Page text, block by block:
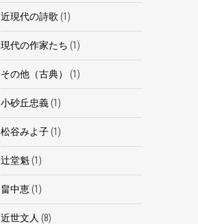
近現代の詩歌 (1)
現代の作家たち (1)
その他（古典） (1)
小砂丘忠義(1)
松谷みよ子(1)
辻堂魁(1)
畠中恵(1)
近世文人 (8)